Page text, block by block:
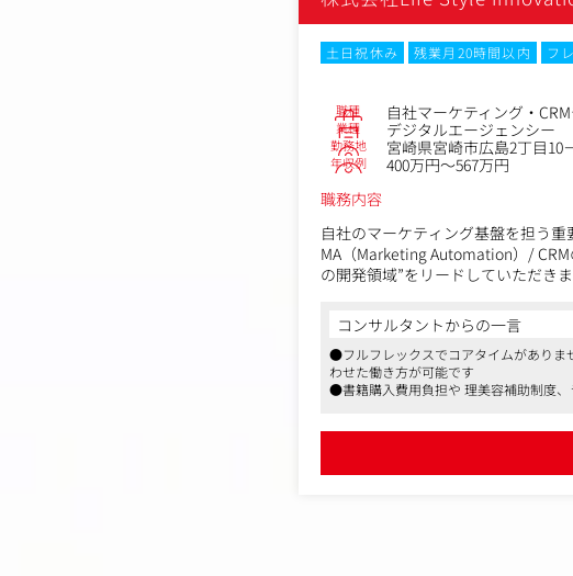
土日祝休み 残業月20時間以内 フ
職種 自社マーケティング・
業種 デジタルエージェンシー
勤務地 宮崎県宮崎市広島2丁目
年収例
400万円～567万円
職務内容
自社のマーケティング基盤を担う重
MA（Marketing Automation）/
の開発領域”をリードしていただきま
＜具体的な業務内容＞
入社後は、既存システムの理解や
します。
● MA・CRMツールの開発・設計（
コンサルタントからの一言
●フルフレックスでコアタイムがありま
わせた働き方が可能です
●書籍購入費用負担や 理美容補助制度